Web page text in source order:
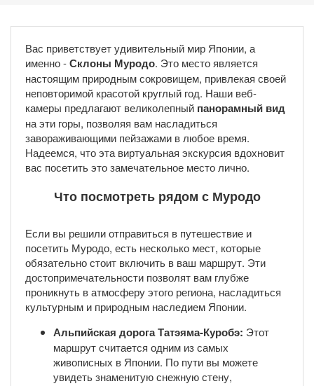
Вас приветствует удивительный мир Японии, а
именно -Склоны Муродо. Это место является
настоящим природным сокровищем, привлекая своей
неповторимой красотой круглый год. Наши веб-
камеры предлагают великолепный панорамный вид
на эти горы, позволяя вам насладиться
завораживающими пейзажами в любое время.
Надеемся, что эта виртуальная экскурсия вдохновит
вас посетить это замечательное место лично.
Что посмотреть рядом с Муродо
Если вы решили отправиться в путешествие и
посетить Муродо, есть несколько мест, которые
обязательно стоит включить в ваш маршрут. Эти
достопримечательности позволят вам глубже
проникнуть в атмосферу этого региона, насладиться
культурным и природным наследием Японии.
Альпийская дорога Татэяма-Куробэ: Этот
маршрут считается одним из самых
живописных в Японии. По пути вы можете
увидеть знаменитую снежную стену,